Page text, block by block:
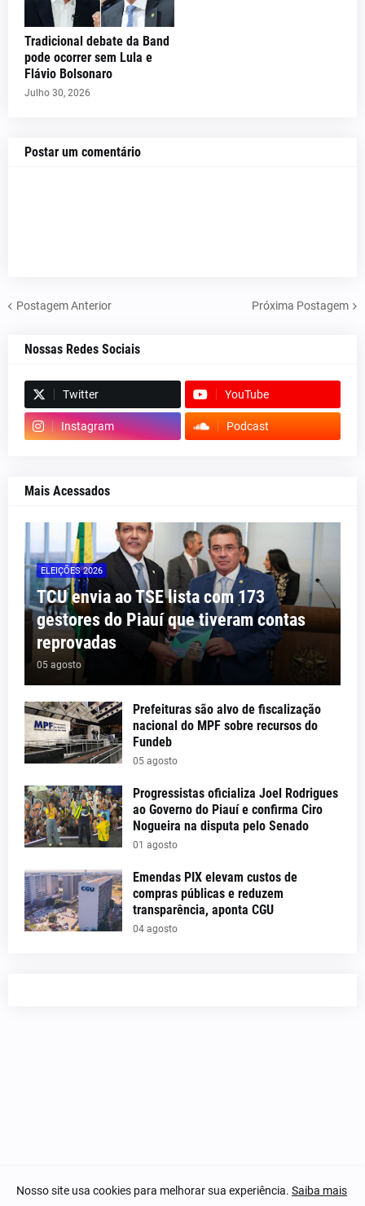
Tradicional debate da Band
pode ocorrer sem Lula e
Flávio Bolsonaro
Julho 30, 2026
Postar um comentário
Postagem Anterior Próxima Postagem
Nossas Redes Sociais
Twitter YouTube
Instagram Podcast
Mais Acessados
ELEIÇÕES 2026
TCU envia ao TSE lista com 173
gestores do Piauí que tiveram contas
reprovadas
05 agosto
Prefeituras são alvo de fiscalização
nacional do MPF sobre recursos do
Fundeb
05 agosto
Progressistas oficializa Joel Rodrigues
ao Governo do Piauí e confirma Ciro
Nogueira na disputa pelo Senado
01 agosto
Emendas PIX elevam custos de
compras públicas e reduzem
transparência, aponta CGU
04 agosto
© 2023-2025 Notícias Piauí - Todos os direitos reservados.
Nosso site usa cookies para melhorar sua experiência. Saiba mais